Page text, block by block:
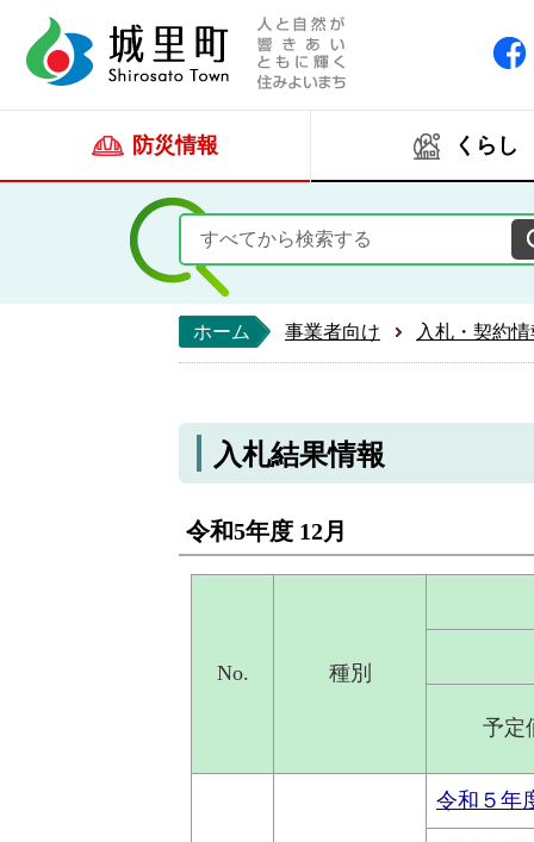
防災情報 くらし
ホーム 事業者向け 入札・契約
入札結果情報
令和5年度 12月
No. 種別
予定
令和５年